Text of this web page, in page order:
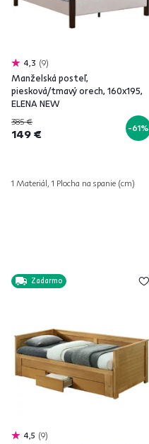
4,3 9
Manželská posteľ,
piesková/tmavý orech, 160x195,
ELENA NEW
385 €
149 € -61%
1 Materiál, 1 Plocha na spanie (cm)
Zadarmo
4,5 9